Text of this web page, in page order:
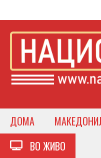
ДОМА
ВО ЖИВО